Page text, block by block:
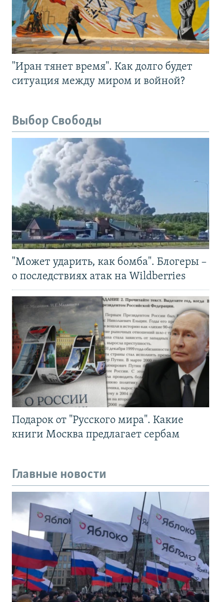
"Иран тянет время". Как долго будет
ситуация между миром и войной?
Выбор Свободы
"Может ударить, как бомба". Блогеры –
о последствиях атак на Wildberries
Подарок от "Русского мира". Какие
книги Москва предлагает сербам
Главные новости